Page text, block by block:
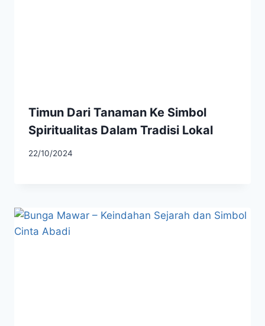
Timun Dari Tanaman Ke Simbol
Spiritualitas Dalam Tradisi Lokal
22/10/2024